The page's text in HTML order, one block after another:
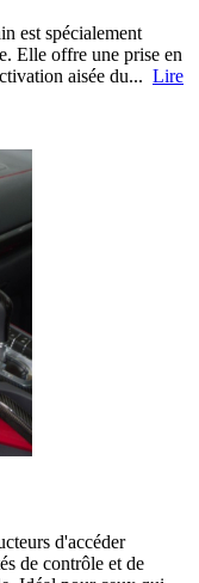
est spécialement
Elle offre une prise en
aisée du... Lire
d'accéder
de contrôle et de